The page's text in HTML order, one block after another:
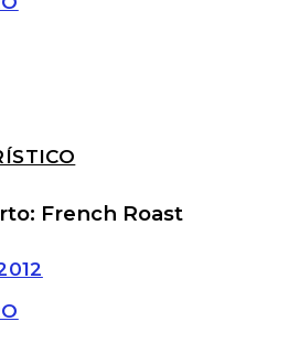
French Roast